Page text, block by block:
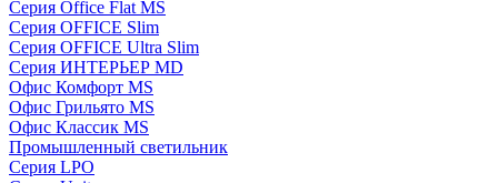
Серия Office Flat MS
Серия OFFICE Slim
Серия OFFICE Ultra Slim
Серия ИНТЕРЬЕР MD
Офис Комфорт MS
Офис Грильято MS
Офис Классик MS
Промышленный светильник
Серия LPO